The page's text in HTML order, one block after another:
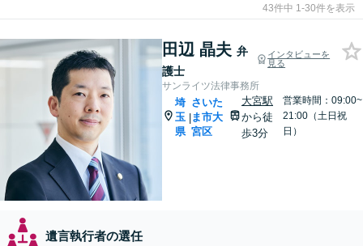
43件中 1-30件を表示
田辺 晶夫 弁
護士
インタビューを
見る
サンライツ法律事務所
埼
玉
県
|
さいた
ま市大
宮区
大宮駅
から徒
歩3分
営業時間：09:00~
21:00（土日祝
日）
遺言執行者の選任